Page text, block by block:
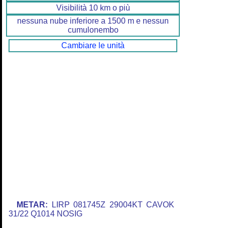
Visibilità 10 km o più
nessuna nube inferiore a 1500 m e nessun
cumulonembo
Cambiare le unità
METAR: LIRP 081745Z 29004KT CAVOK
31/22 Q1014 NOSIG